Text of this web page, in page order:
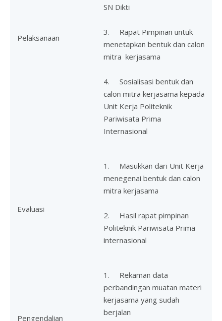
Pelaksanaan
SN Dikti
3. Rapat Pimpinan untuk
menetapkan bentuk dan calon
mitra kerjasama
4. Sosialisasi bentuk dan
calon mitra kerjasama kepada
Unit Kerja Politeknik
Pariwisata Prima
Internasional
Evaluasi
1. Masukkan dari Unit Kerja
menegenai bentuk dan calon
mitra kerjasama
2. Hasil rapat pimpinan
Politeknik Pariwisata Prima
internasional
Pengendalian
1. Rekaman data
perbandingan muatan materi
kerjasama yang sudah
berjalan